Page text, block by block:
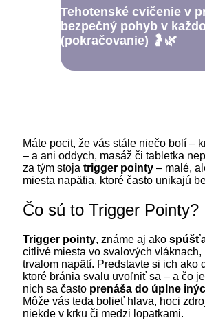
Tehotenské cvičenie v
bezpečný pohyb v
(pokračovanie) 🤰🌿
Máte pocit, že vás stále niečo bolí –
– a ani oddych, masáž či tabletka
za tým stoja trigger pointy – malé,
miesta napätia, ktoré často unikajú
Čo sú to Trigger Pointy?
Trigger pointy, známe aj ako
citlivé miesta vo svalových vláknach,
trvalom napätí. Predstavte si ich ako
ktoré bránia svalu uvoľniť sa – a čo
nich sa často prenáša do úplne
Môže vás teda bolieť hlava, hoci
niekde v krku či medzi lopatkami.